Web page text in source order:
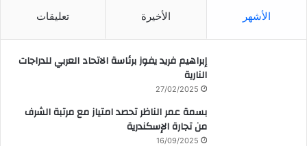
الأشهر الأخيرة تعليقات
إبراهيم فريد يفوز برئاسة الاتحاد العربي للدراجات
النارية
27/02/2025
بسمة عمر الناظر تحصد امتياز مع مرتبة الشرف
من تجارة الإسكندرية
16/09/2025